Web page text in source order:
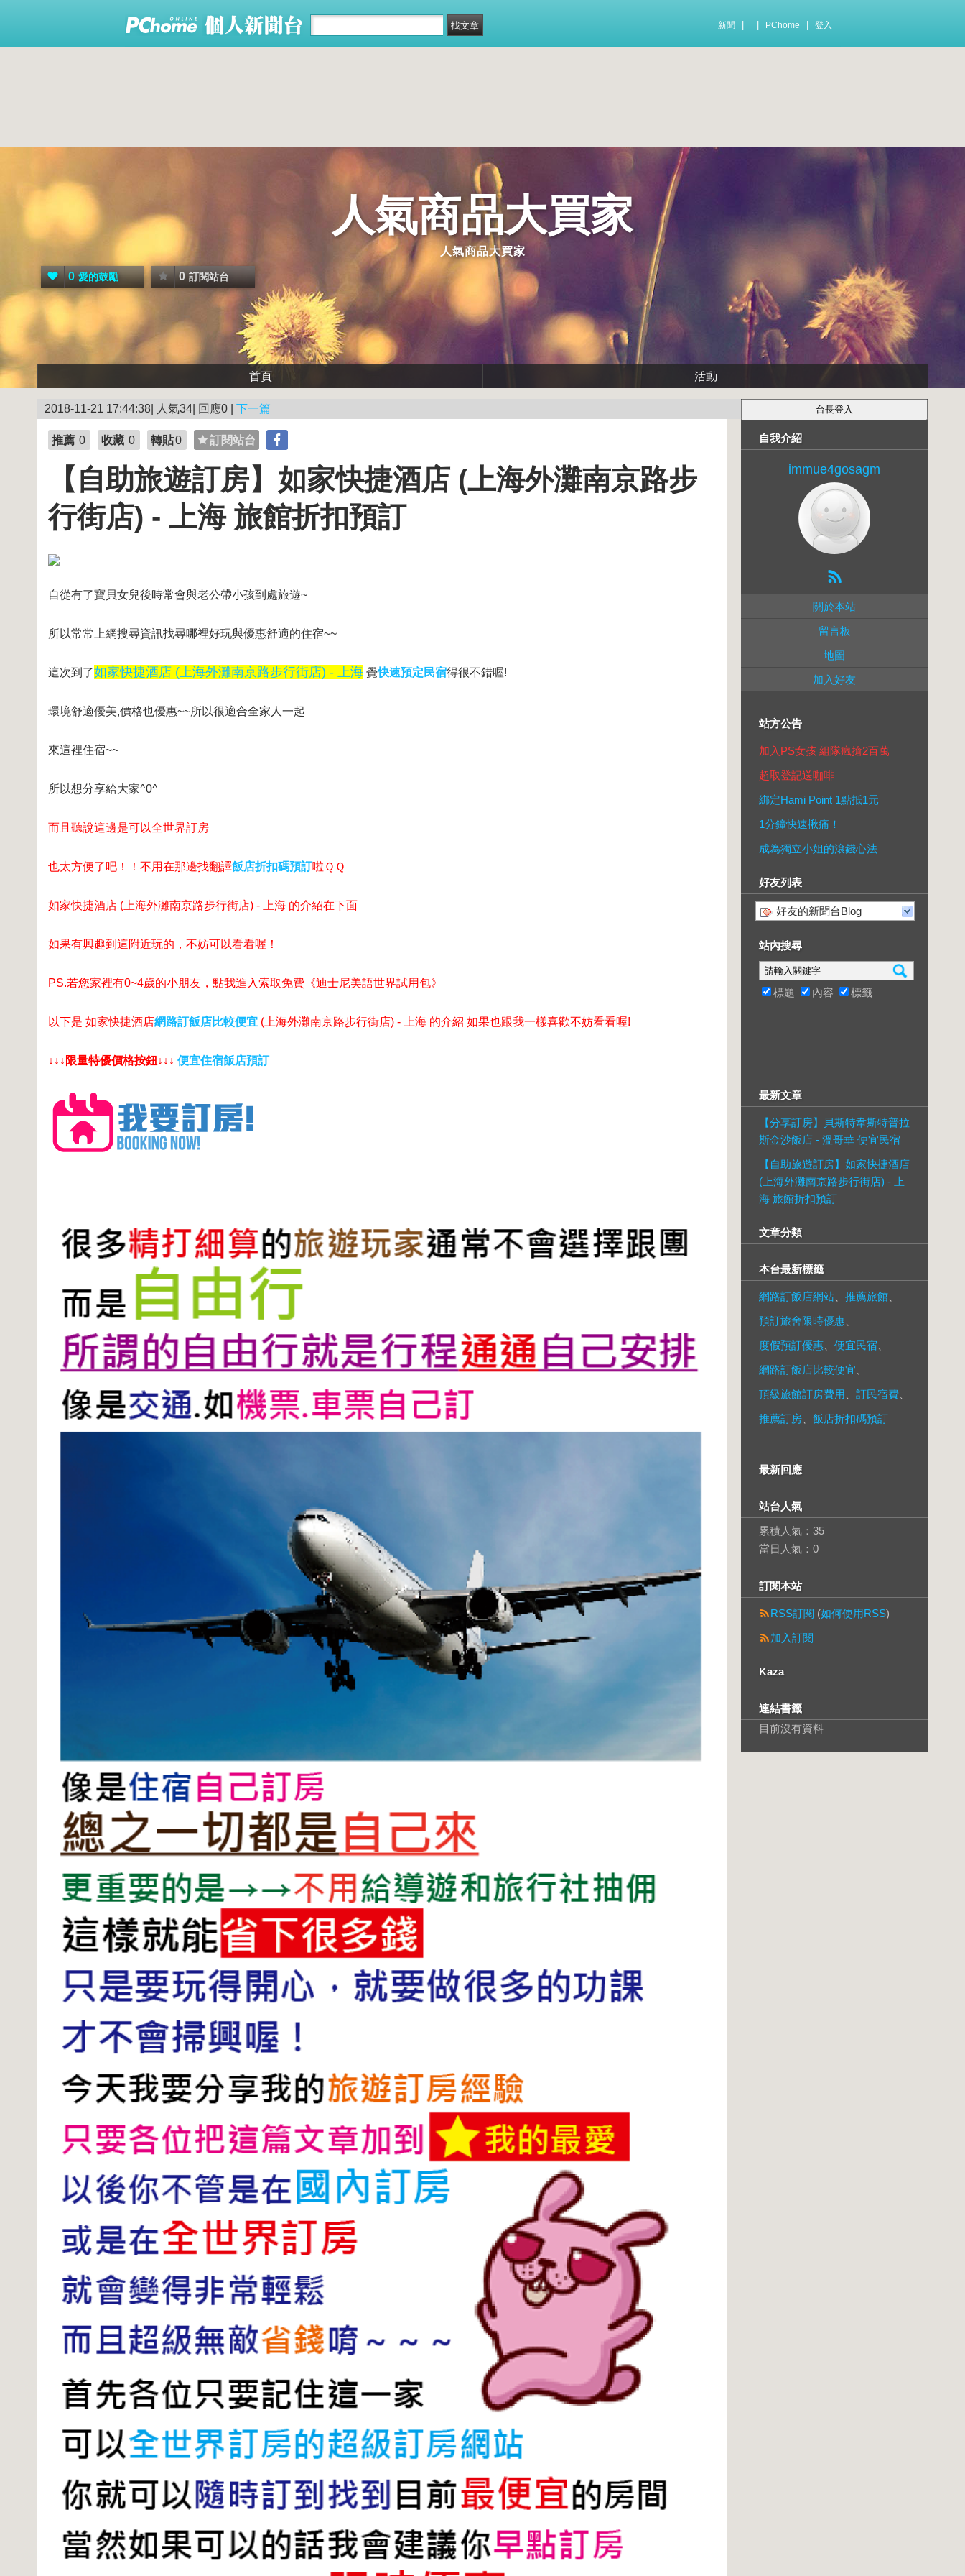
新聞 PChome 登入
人氣商品大買家
人氣商品大買家
0 愛的鼓勵 0 訂閱站台
首頁 活動
2018-11-21 17:44:38| 人氣34| 回應0 | 下一篇
推薦 0 收藏 0 轉貼0 訂閱站台
【自助旅遊訂房】如家快捷酒店 (上海外灘南京路步
行街店) - 上海 旅館折扣預訂
自從有了寶貝女兒後時常會與老公帶小孩到處旅遊~
所以常常上網搜尋資訊找尋哪裡好玩與優惠舒適的住宿~~
這次到了如家快捷酒店 (上海外灘南京路步行街店) - 上海 覺快速預定民宿得很不錯喔!
環境舒適優美,價格也優惠~~所以很適合全家人一起
來這裡住宿~~
所以想分享給大家^0^
而且聽說這邊是可以全世界訂房
也太方便了吧！！不用在那邊找翻譯飯店折扣碼預訂啦ＱＱ
如家快捷酒店 (上海外灘南京路步行街店) - 上海 的介紹在下面
如果有興趣到這附近玩的，不妨可以看看喔！
PS.若您家裡有0~4歲的小朋友， 點我進入索取免費《迪士尼美語世界試用包》
以下是 如家快捷酒店網路訂飯店比較便宜 (上海外灘南京路步行街店) - 上海 的介紹 如果也跟我一樣喜歡不妨看看喔!
↓↓↓限量特優價格按鈕↓↓↓ 便宜住宿飯店預訂
自我介紹
immue4gosagm
關於本站
留言板
地圖
加入好友
站方公告
加入PS女孩 組隊瘋搶2百萬
超取登記送咖啡
綁定Hami Point 1點抵1元
1分鐘快速揪痛！
成為獨立小姐的滾錢心法
好友列表
好友的新聞台Blog
站內搜尋
標題 內容 標籤
最新文章
【分享訂房】貝斯特韋斯特普拉
斯金沙飯店 - 溫哥華 便宜民宿
【自助旅遊訂房】如家快捷酒店
(上海外灘南京路步行街店) - 上
海 旅館折扣預訂
文章分類
本台最新標籤
網路訂飯店網站 推薦旅館
預訂旅舍限時優惠
度假預訂優惠
便宜民宿
網路訂飯店比較便宜
頂級旅館訂房費用
訂民宿費
推薦訂房
飯店折扣碼預訂
最新回應
站台人氣
累積人氣： 35
當日人氣： 0
訂閱本站
RSS訂閱 (如何使用RSS)
加入訂閱
Kaza
連結書籤
目前沒有資料